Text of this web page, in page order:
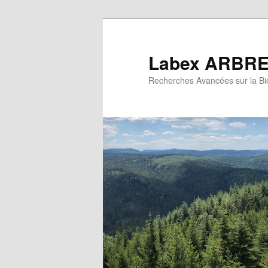
Labex ARBRE
Recherches Avancées sur la